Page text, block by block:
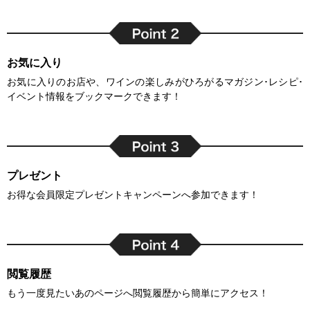
お気に入り
お気に入りのお店や、ワインの楽しみがひろがるマガジン･レシピ･
イベント情報をブックマークできます！
プレゼント
お得な会員限定プレゼントキャンペーンへ参加できます！
閲覧履歴
もう一度見たいあのページへ閲覧履歴から簡単にアクセス！